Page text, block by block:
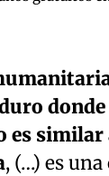
donde
es similar
, (…) es